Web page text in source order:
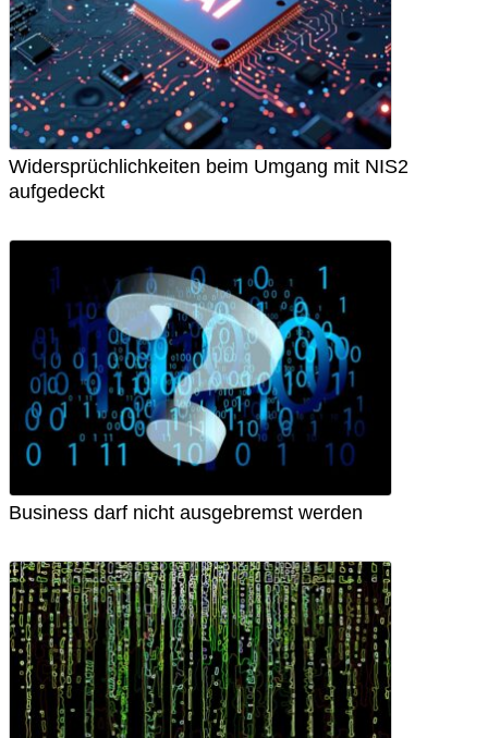
Widersprüchlichkeiten beim Umgang mit NIS2
aufgedeckt
Business darf nicht ausgebremst werden